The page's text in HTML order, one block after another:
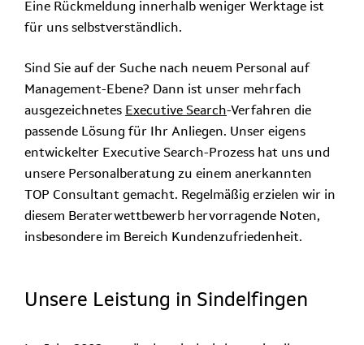
Eine Rückmeldung innerhalb weniger Werktage ist
für uns selbstverständlich.
Sind Sie auf der Suche nach neuem Personal auf
Management-Ebene? Dann ist unser mehrfach
ausgezeichnetes Executive Search-Verfahren die
passende Lösung für Ihr Anliegen. Unser eigens
entwickelter Executive Search-Prozess hat uns und
unsere Personalberatung zu einem anerkannten
TOP Consultant gemacht. Regelmäßig erzielen wir in
diesem Beraterwettbewerb hervorragende Noten,
insbesondere im Bereich Kundenzufriedenheit.
Unsere Leistung in Sindelfingen